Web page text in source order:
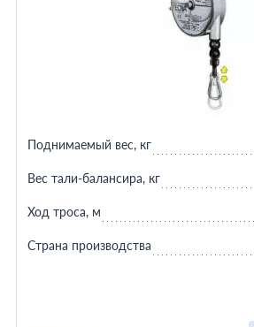
Поднимаемый вес, кг
Вес тали-балансира, кг
Ход троса, м
Страна производства